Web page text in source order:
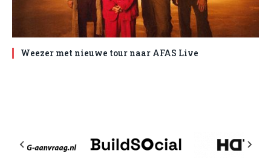
Weezer met nieuwe tour naar AFAS Live